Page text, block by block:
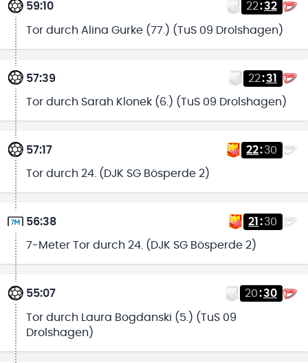
59:10 22:32
Tor durch Alina Gurke (77.) (TuS 09 Drolshagen)
57:39 22:31
Tor durch Sarah Klonek (6.) (TuS 09 Drolshagen)
57:17 22:30
Tor durch 24. (DJK SG Bösperde 2)
56:38 21 :30
7-Meter Tor durch 24. (DJK SG Bösperde 2)
55:07 20:30
Tor durch Laura Bogdanski (5.) (TuS 09
Drolshagen)